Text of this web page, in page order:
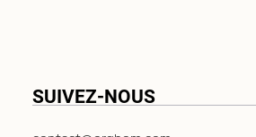
SUIVEZ-NOUS